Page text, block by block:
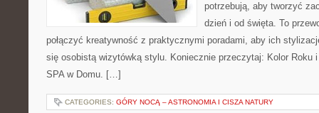
potrzebują, aby tworzyć
dzień i od święta. To
połączyć kreatywność z praktycznymi poradami, aby ich
się osobistą wizytówką stylu. Koniecznie przeczytaj: Kolor Roku
SPA w Domu. […]
CATEGORIES: GÓRY NOCĄ – ASTRONOMIA I CISZA NATURY